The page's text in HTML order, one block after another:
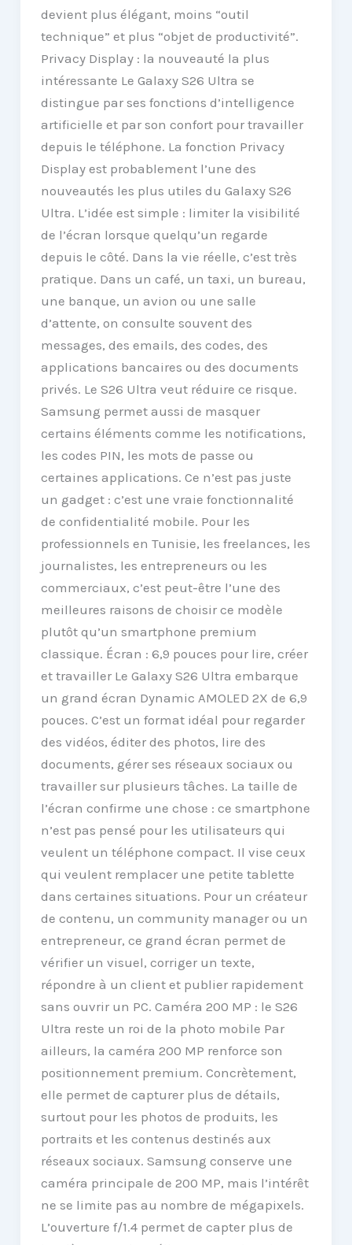
devient plus élégant, moins “outil
technique” et plus “objet de productivité”.
Privacy Display : la nouveauté la plus
intéressante Le Galaxy S26 Ultra se
distingue par ses fonctions d’intelligence
artificielle et par son confort pour travailler
depuis le téléphone. La fonction Privacy
Display est probablement l’une des
nouveautés les plus utiles du Galaxy S26
Ultra. L’idée est simple : limiter la visibilité
de l’écran lorsque quelqu’un regarde
depuis le côté. Dans la vie réelle, c’est très
pratique. Dans un café, un taxi, un bureau,
une banque, un avion ou une salle
d’attente, on consulte souvent des
messages, des emails, des codes, des
applications bancaires ou des documents
privés. Le S26 Ultra veut réduire ce risque.
Samsung permet aussi de masquer
certains éléments comme les notifications,
les codes PIN, les mots de passe ou
certaines applications. Ce n’est pas juste
un gadget : c’est une vraie fonctionnalité
de confidentialité mobile. Pour les
professionnels en Tunisie, les freelances, les
journalistes, les entrepreneurs ou les
commerciaux, c’est peut-être l’une des
meilleures raisons de choisir ce modèle
plutôt qu’un smartphone premium
classique. Écran : 6,9 pouces pour lire, créer
et travailler Le Galaxy S26 Ultra embarque
un grand écran Dynamic AMOLED 2X de 6,9
pouces. C’est un format idéal pour regarder
des vidéos, éditer des photos, lire des
documents, gérer ses réseaux sociaux ou
travailler sur plusieurs tâches. La taille de
l’écran confirme une chose : ce smartphone
n’est pas pensé pour les utilisateurs qui
veulent un téléphone compact. Il vise ceux
qui veulent remplacer une petite tablette
dans certaines situations. Pour un créateur
de contenu, un community manager ou un
entrepreneur, ce grand écran permet de
vérifier un visuel, corriger un texte,
répondre à un client et publier rapidement
sans ouvrir un PC. Caméra 200 MP : le S26
Ultra reste un roi de la photo mobile Par
ailleurs, la caméra 200 MP renforce son
positionnement premium. Concrètement,
elle permet de capturer plus de détails,
surtout pour les photos de produits, les
portraits et les contenus destinés aux
réseaux sociaux. Samsung conserve une
caméra principale de 200 MP, mais l’intérêt
ne se limite pas au nombre de mégapixels.
L’ouverture f/1.4 permet de capter plus de